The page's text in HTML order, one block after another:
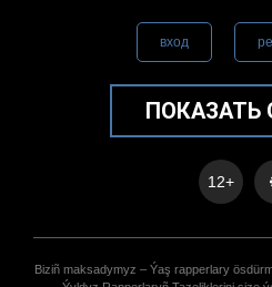
вход
ПОКАЗАТЬ
12+
Biziñ maksadymyz – Ýaş rapperlary